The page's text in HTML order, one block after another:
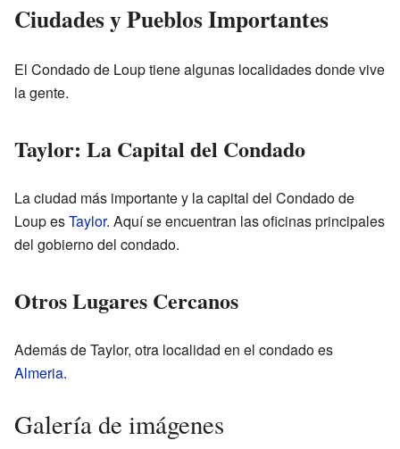
Ciudades y Pueblos Importantes
El Condado de Loup tiene algunas localidades donde vive
la gente.
Taylor: La Capital del Condado
La ciudad más importante y la capital del Condado de
Loup esTaylor. Aquí se encuentran las oficinas principales
del gobierno del condado.
Otros Lugares Cercanos
Además de Taylor, otra localidad en el condado es
Almeria.
Galería de imágenes